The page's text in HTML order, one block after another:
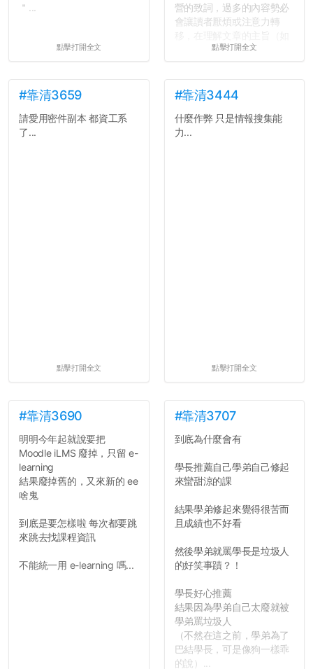
＂...
點擊打開全文
營的致詞，過多的內容勢必
會讓讀者厭煩或注意力轉
果有的話）前就失去興趣。
的聲明一樣正式，但至少在
用字上多加留意。有些語句
用說的可能會引人發笑或多
聽幾句，但寫成文字時只會
點擊打開全文
#靠清3659
請愛用密件副本 都資工系
了...
點擊打開全文
#靠清3444
什麼作弊 只是情報搜集能
力...
點擊打開全文
#靠清3690
明明今年起就說要把
Moodle iLMS 廢掉，只留 e-
learning
結果廢掉舊的，又來新的 ee
啥鬼
到底是要怎樣啦 每次都要跳
來跳去找課程資訊
不能統一用 e-learning 嗎...
#靠清3707
到底為什麼會有
學長推薦自己學弟自己修起
來蠻甜涼的課
結果學弟修起來覺得很苦而
且成績也不好看
然後學弟就罵學長是垃圾人
的好笑事蹟？！
學長好心推薦
結果因為學弟自己太廢就被
學弟罵垃圾人
（不然在這之前，學弟為了
巴結學長，可是像狗一樣乖
的說）...